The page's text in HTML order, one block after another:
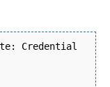
Credential